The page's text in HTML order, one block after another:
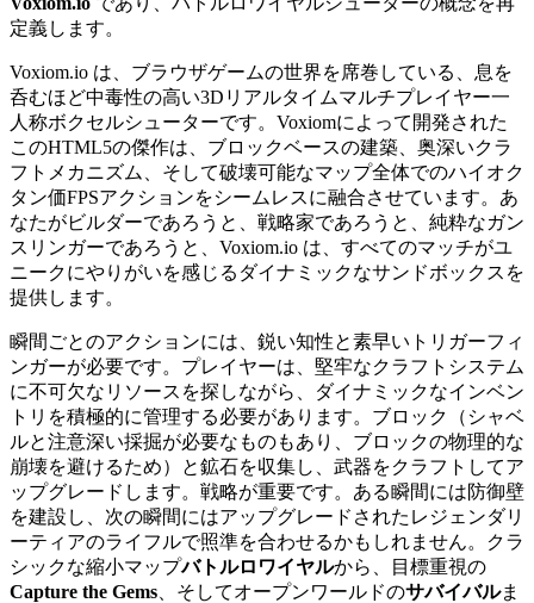
定義します。
Voxiom.io は、ブラウザゲームの世界を席巻している、息を
呑むほど中毒性の高い3Dリアルタイムマルチプレイヤー一
人称ボクセルシューターです。Voxiomによって開発された
このHTML5の傑作は、ブロックベースの建築、奥深いクラ
フトメカニズム、そして破壊可能なマップ全体でのハイオク
タン価FPSアクションをシームレスに融合させています。あ
なたがビルダーであろうと、戦略家であろうと、純粋なガン
スリンガーであろうと、Voxiom.io は、すべてのマッチがユ
ニークにやりがいを感じるダイナミックなサンドボックスを
提供します。
瞬間ごとのアクションには、鋭い知性と素早いトリガーフィ
ンガーが必要です。プレイヤーは、堅牢なクラフトシステム
に不可欠なリソースを探しながら、ダイナミックなインベン
トリを積極的に管理する必要があります。ブロック（シャベ
ルと注意深い採掘が必要なものもあり、ブロックの物理的な
崩壊を避けるため）と鉱石を収集し、武器をクラフトしてア
ップグレードします。戦略が重要です。ある瞬間には防御壁
を建設し、次の瞬間にはアップグレードされたレジェンダリ
ーティアのライフルで照準を合わせるかもしれません。クラ
シックな縮小マップバトルロワイヤルから、目標重視の
Capture the Gems 、そしてオープンワールドのサバイバルま